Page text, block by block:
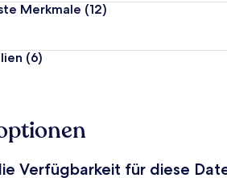
Merkmale (12)
(6)
Verfügbarkeit für diese